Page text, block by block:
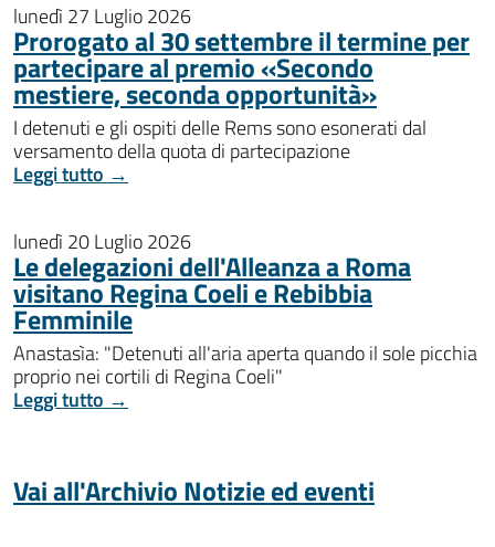
lunedì 27 Luglio 2026
Prorogato al 30 settembre il termine per
partecipare al premio «Secondo
mestiere, seconda opportunità»
I detenuti e gli ospiti delle Rems sono esonerati dal
versamento della quota di partecipazione
Leggi tutto →
lunedì 20 Luglio 2026
Le delegazioni dell'Alleanza a Roma
visitano Regina Coeli e Rebibbia
Femminile
Anastasìa: "Detenuti all'aria aperta quando il sole picchia
proprio nei cortili di Regina Coeli"
Leggi tutto →
Vai all'Archivio Notizie ed eventi